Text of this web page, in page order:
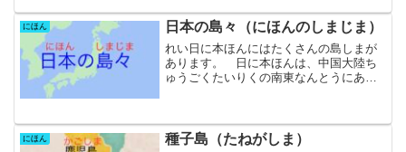
し寒さむくなりますし、秋あ...
にほん 日本の島々（にほんのしまじま）
れい日に本ほんにはたくさんの島しまが
あります。 日に本ほんは、中国大陸ち
ゅうごくたいりくの南東なんとうにある
でいるので、日に本ほん列島れっとうと
いうこともあります。 大...
にほん 種子島（たねがしま）